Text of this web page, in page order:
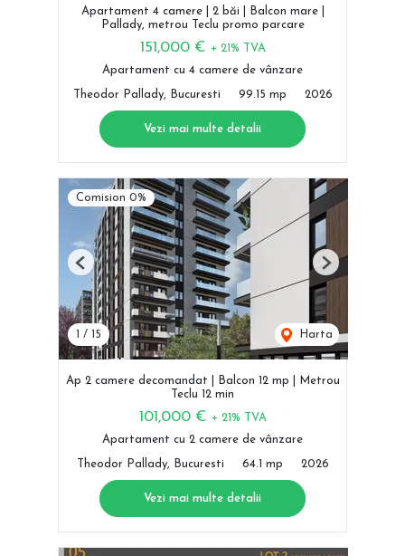
Apartament 4 camere | 2 băi | Balcon mare |
Pallady, metrou Teclu promo parcare
151,000 € + 21% TVA
Apartament cu 4 camere de vânzare
Theodor Pallady, Bucuresti 99.15 mp 2026
Vezi mai multe detalii
Comision 0%
/ 15 Harta
Previous Next
Ap 2 camere decomandat | Balcon 12 mp | Metrou
Teclu 12 min
101,000 € + 21% TVA
Apartament cu 2 camere de vânzare
Theodor Pallady, Bucuresti 64.1 mp 2026
Vezi mai multe detalii